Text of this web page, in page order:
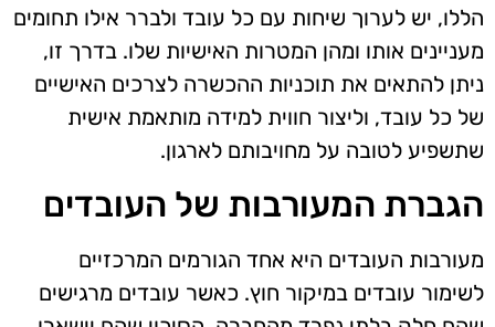
הללו, יש לערוך שיחות עם כל עובד ולברר אילו תחומים
מעניינים אותו ומהן המטרות האישיות שלו. בדרך זו,
ניתן להתאים את תוכניות ההכשרה לצרכים האישיים
של כל עובד, וליצור חווית למידה מותאמת אישית
שתשפיע לטובה על מחויבותם לארגון.
הגברת המעורבות של העובדים
מעורבות העובדים היא אחד הגורמים המרכזיים
לשימור עובדים במיקור חוץ. כאשר עובדים מרגישים